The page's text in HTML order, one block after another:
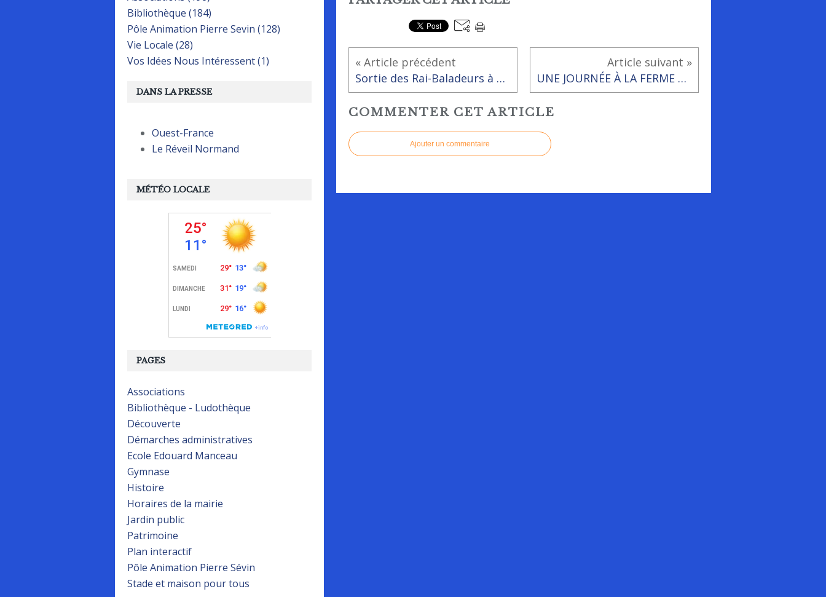
« Article précédent
Sortie des Rai-Baladeurs à Giverny
Article suivant »
UNE JOURNÉE À LA FERME 2018.
COMMENTER CET ARTICLE
Ajouter un commentaire
PAGES
Associations
Bibliothèque - Ludothèque
Découverte
Démarches administratives
Ecole Edouard Manceau
Gymnase
Histoire
Horaires de la mairie
Jardin public
Patrimoine
Plan interactif
Pôle Animation Pierre Sévin
Stade et maison pour tous
Bibliothèque (184)
Pôle Animation Pierre Sevin (128)
Vie Locale (28)
Vos Idées Nous Intéressent (1)
MÉTÉO LOCALE
DANS LA PRESSE
Ouest-France
Le Réveil Normand